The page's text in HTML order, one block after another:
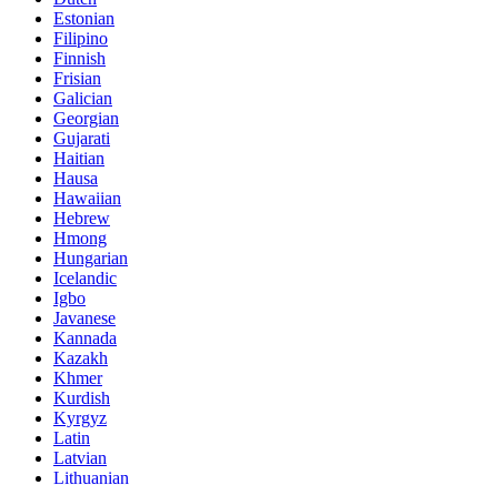
Estonian
Filipino
Finnish
Frisian
Galician
Georgian
Gujarati
Haitian
Hausa
Hawaiian
Hebrew
Hmong
Hungarian
Icelandic
Igbo
Javanese
Kannada
Kazakh
Khmer
Kurdish
Kyrgyz
Latin
Latvian
Lithuanian